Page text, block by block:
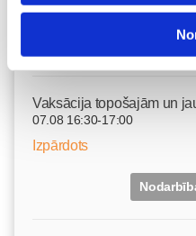
Vaksācija topošajām un
07.08 16:30-17:00
Izpārdots